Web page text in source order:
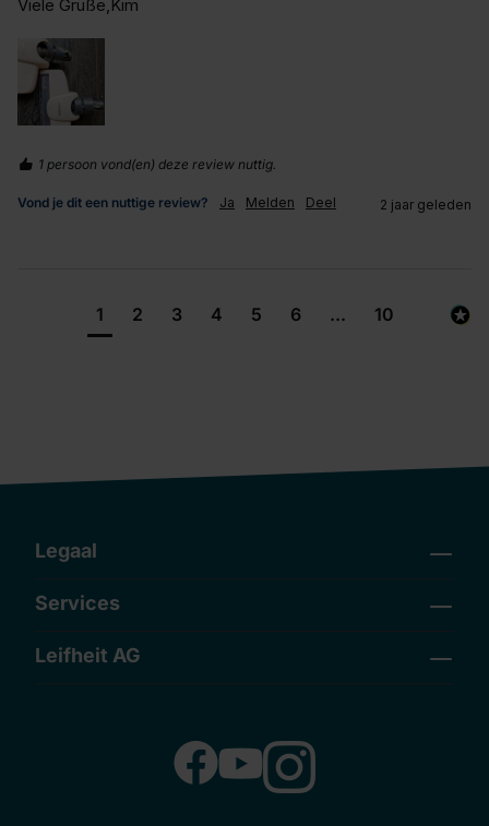
Viele Grüße,Kim
1 persoon vond(en) deze review nuttig.
Vond je dit een nuttige review? Ja Melden Deel 2 jaar geleden
1 2 3 4 5 6 ... 10
Legaal
Services
Leifheit AG